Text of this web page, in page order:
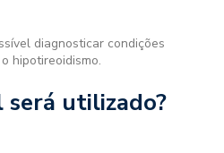
diagnosticar condições
hipotireoidismo.
utilizado?